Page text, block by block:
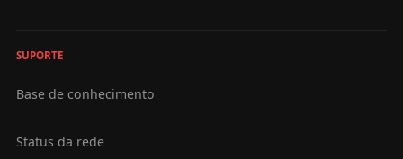
SUPORTE
Base de conhecimento
Status da rede